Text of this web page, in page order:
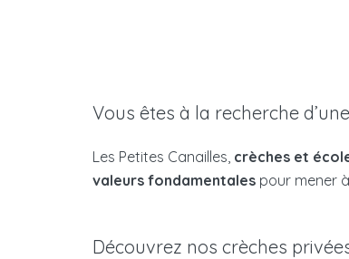
Vous êtes à la recherche
Les Petites Canailles, crèches et
valeurs fondamentales pour mener
Découvrez nos crèches